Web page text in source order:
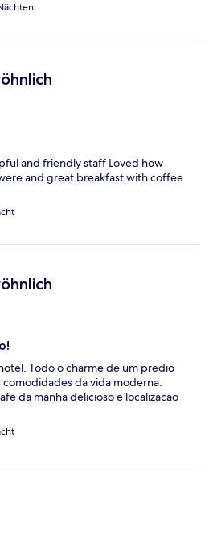
and friendly staff Loved how
and great breakfast with coffee
Todo o charme de um predio
da vida moderna.
da manha delicioso e localizacao